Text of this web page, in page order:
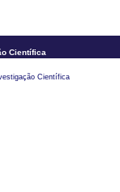
Científica
Científica